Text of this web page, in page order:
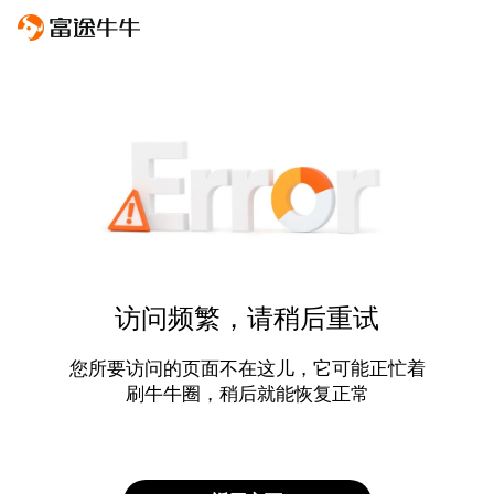
访问频繁，请稍后重试
您所要访问的页面不在这儿，它可能正忙着
刷牛牛圈，稍后就能恢复正常